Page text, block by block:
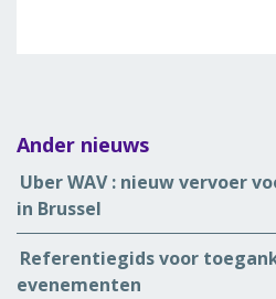
Ander nieuws
Uber WAV : nieuw vervoer
in Brussel
Referentiegids voor
evenementen